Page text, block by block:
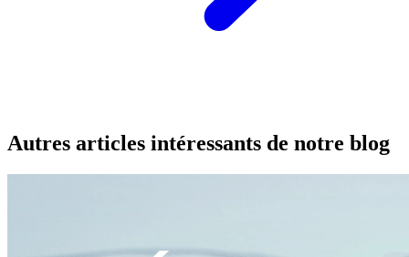
Autres articles intéressants de notre blog